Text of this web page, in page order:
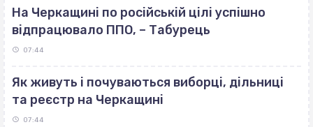
На Черкащині по російській цілі успішно
відпрацювало ППО, – Табурець
07:44
Як живуть і почуваються виборці, дільниці
та реєстр на Черкащині
07:44